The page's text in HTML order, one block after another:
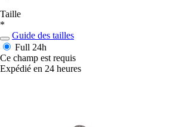
Taille
*
Guide des tailles
Full 24h
Ce champ est requis
Expédié en 24 heures